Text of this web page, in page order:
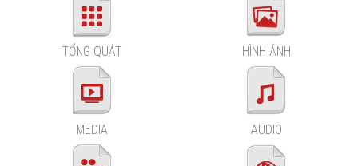
TỔNG QUÁT HÌNH ẢNH
MEDIA AUDIO